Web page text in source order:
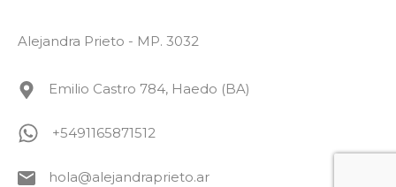
Alejandra Prieto - MP. 3032
Emilio Castro 784, Haedo (BA)
+5491165871512
hola@alejandraprieto.ar